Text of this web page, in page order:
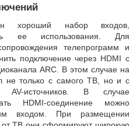
хороший набор входов,
ее использования. Для
телепрограмм и
подключение через HDMI с
ARC. В этом случае на
не только с самого ТВ, но и с
источников. В случае
HDMI-соединение можно
входом. При размещении